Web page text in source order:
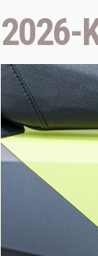
2026-